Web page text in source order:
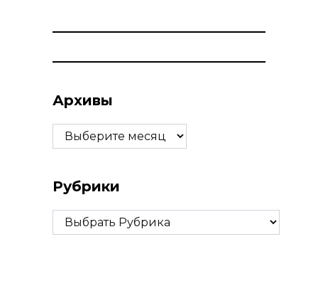
Архивы
Архивы
Рубрики
Рубрики